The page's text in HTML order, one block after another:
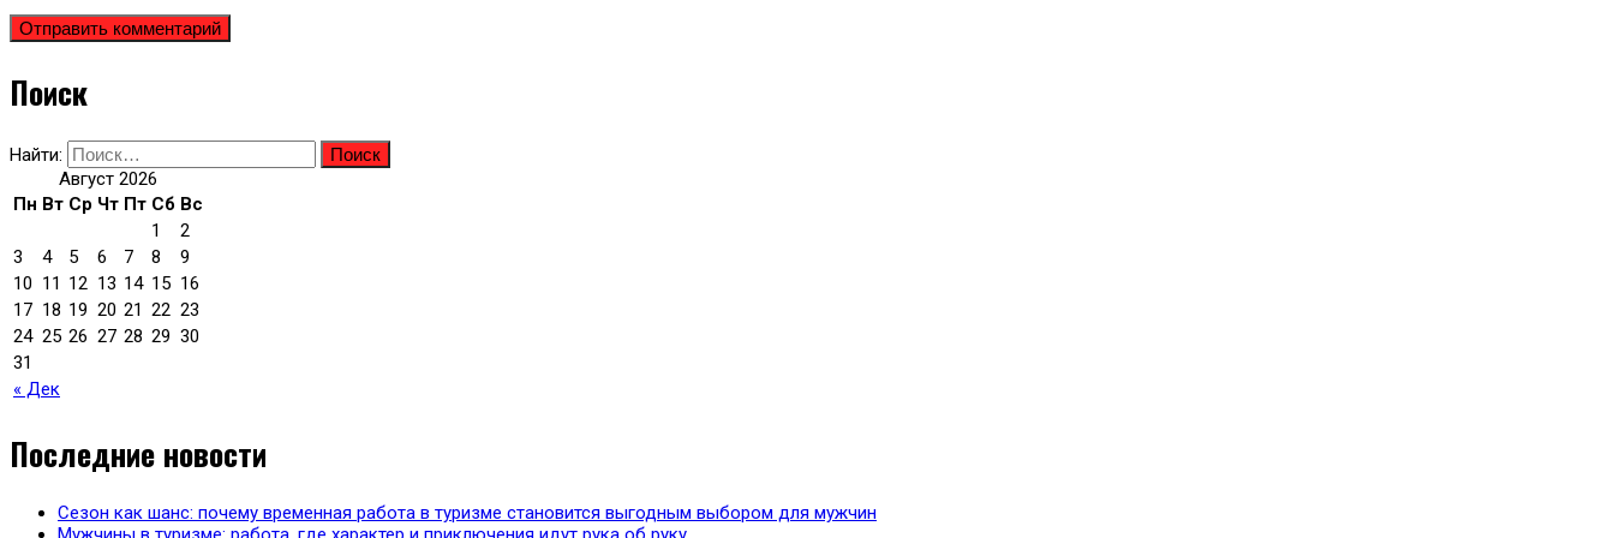
Поиск
Найти:
Август 2026
Пн Вт Ср Чт Пт Сб Вс
« Дек
1
2
3
4 5 6 7 8
9
10 11 12 13 14 15 16
17 18 19 20 21 22 23
24 25 26 27 28 29 30
31
Последние новости
Сезон как шанс: почему временная работа в туризме становится выгодным выбором для мужчин